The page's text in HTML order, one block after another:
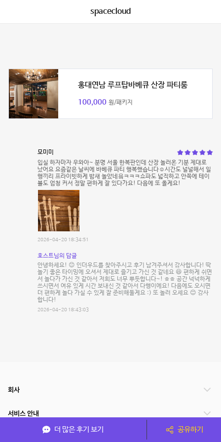
spacecloud
홍대연남 루프탑바베큐 산장 파티룸
100,000 원/패키지
모미미
입실 하자마자 우와아~ 분명 서울 한복판인데 산장 놀러온 기분 제대로
났어요 요즘같은 날씨에 바베큐 파티 행복했습니다☺️시간도 널널해서 일
행끼리 프라이빗하게 밤새 놀았네욬ㅋㅋㅋ쇼파도 넓직하고 안쪽에 테이
블도 엄청 커서 정말 편하게 잘 있다가요! 다음에 또 올게요!
2026-04-20 18:34:51
호스트님의 답글
안녕하세요! 😊 인더우드를 찾아주시고 후기 남겨주셔서 감사합니다! 딱
놀기 좋은 타이밍에 오셔서 제대로 즐기고 가신 것 같네요 😆 편하게 쉬면
서 놀다가 가신 것 같아서 저희도 너무 뿌듯합니다~! ㅎㅎ 공간 넉넉하게
쓰시면서 여유 있게 시간 보내신 것 같아서 다행이에요! 다음에도 오시면
더 편하게 놀다 가실 수 있게 잘 준비해둘게요 :) 또 놀러 오세요 😊 감사
합니다!
2026-04-20 18:43:03
더 많은 후기 보기 공유하기
회사
서비스 안내